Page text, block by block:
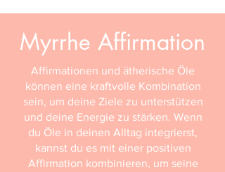
Myrrhe Affirmation
Affirmationen und ätherische Öle
können eine kraftvolle Kombination
sein, um deine Ziele zu unterstützen
und deine Energie zu stärken. Wenn
du Öle in deinen Alltag integrierst,
kannst du es mit einer positiven
Affirmation kombinieren, um seine